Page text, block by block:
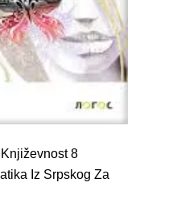
8
Iz Srpskog Za